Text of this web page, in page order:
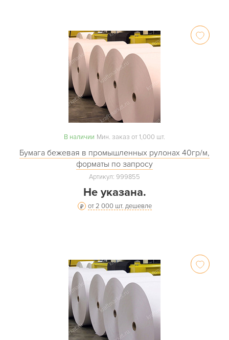
В наличии Мин. заказ от 1,000 шт.
Бумага бежевая в промышленных рулонах 40гр/м,
форматы по запросу
Артикул: 999855
Не указана.
от 2 000 шт. дешевле